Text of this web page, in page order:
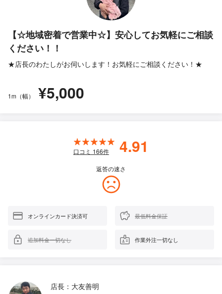
【☆地域密着で営業中☆】安心してお気軽にご相談
ください！！
★店長のわたしがお伺いします！お気軽にご相談ください！★
1m（幅） ¥5,000
口コミ 166件 4.91
返答の速さ
オンラインカード決済可 最低料金保証
追加料金一切なし 作業外注一切なし
店長：大友善明